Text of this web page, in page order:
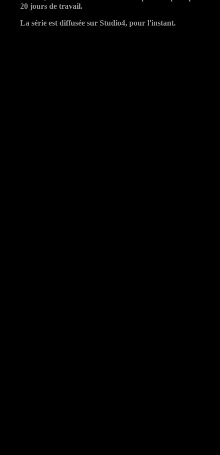
20 jours de travail.
La série est diffusée sur Studio4, pour l'instant.